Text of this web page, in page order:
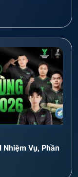
Nhiệm Vụ, Phần